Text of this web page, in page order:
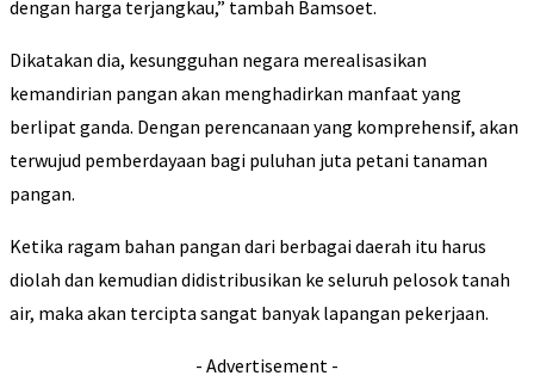
dengan harga terjangkau,” tambah Bamsoet.
Dikatakan dia, kesungguhan negara merealisasikan
kemandirian pangan akan menghadirkan manfaat yang
berlipat ganda. Dengan perencanaan yang komprehensif, akan
terwujud pemberdayaan bagi puluhan juta petani tanaman
pangan.
Ketika ragam bahan pangan dari berbagai daerah itu harus
diolah dan kemudian didistribusikan ke seluruh pelosok tanah
air, maka akan tercipta sangat banyak lapangan pekerjaan.
- Advertisement -